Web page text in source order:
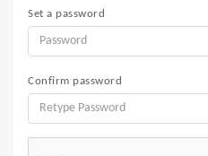
Set a password
Confirm password